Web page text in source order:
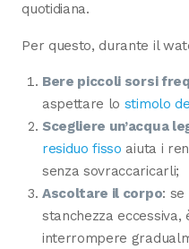
quotidiana.
Per questo, durante il
Bere piccoli sorsi
aspettare lo stimolo
Scegliere un’acqua
residuo fisso aiuta i
senza sovraccaricarli;
Ascoltare il corpo: se
stanchezza
interrompere